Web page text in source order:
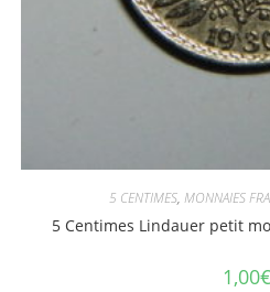
5 CENTIMES, MONNAIES
5 Centimes Lindauer petit
1,00€